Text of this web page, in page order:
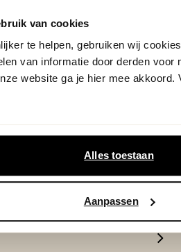
van cookies
te helpen, gebruiken wij
van informatie door derden voor
website ga je hier mee akkoord.
Alles toestaan
Aanpassen